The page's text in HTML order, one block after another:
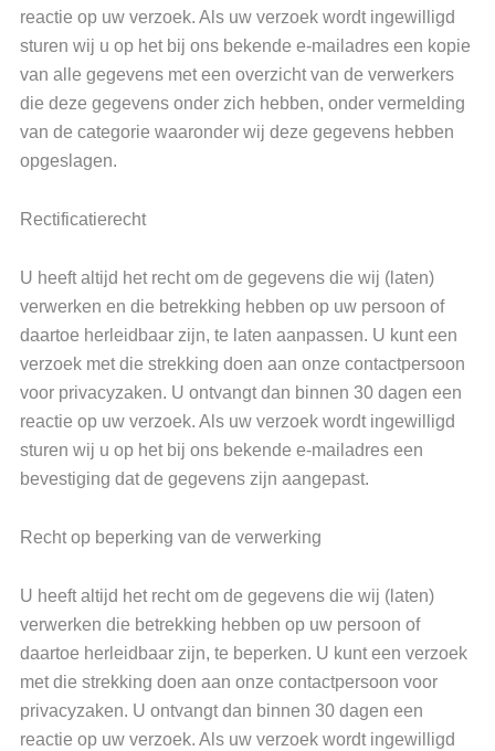
reactie op uw verzoek. Als uw verzoek wordt ingewilligd
sturen wij u op het bij ons bekende e-mailadres een kopie
van alle gegevens met een overzicht van de verwerkers
die deze gegevens onder zich hebben, onder vermelding
van de categorie waaronder wij deze gegevens hebben
opgeslagen.
Rectificatierecht
U heeft altijd het recht om de gegevens die wij (laten)
verwerken en die betrekking hebben op uw persoon of
daartoe herleidbaar zijn, te laten aanpassen. U kunt een
verzoek met die strekking doen aan onze contactpersoon
voor privacyzaken. U ontvangt dan binnen 30 dagen een
reactie op uw verzoek. Als uw verzoek wordt ingewilligd
sturen wij u op het bij ons bekende e-mailadres een
bevestiging dat de gegevens zijn aangepast.
Recht op beperking van de verwerking
U heeft altijd het recht om de gegevens die wij (laten)
verwerken die betrekking hebben op uw persoon of
daartoe herleidbaar zijn, te beperken. U kunt een verzoek
met die strekking doen aan onze contactpersoon voor
privacyzaken. U ontvangt dan binnen 30 dagen een
reactie op uw verzoek. Als uw verzoek wordt ingewilligd